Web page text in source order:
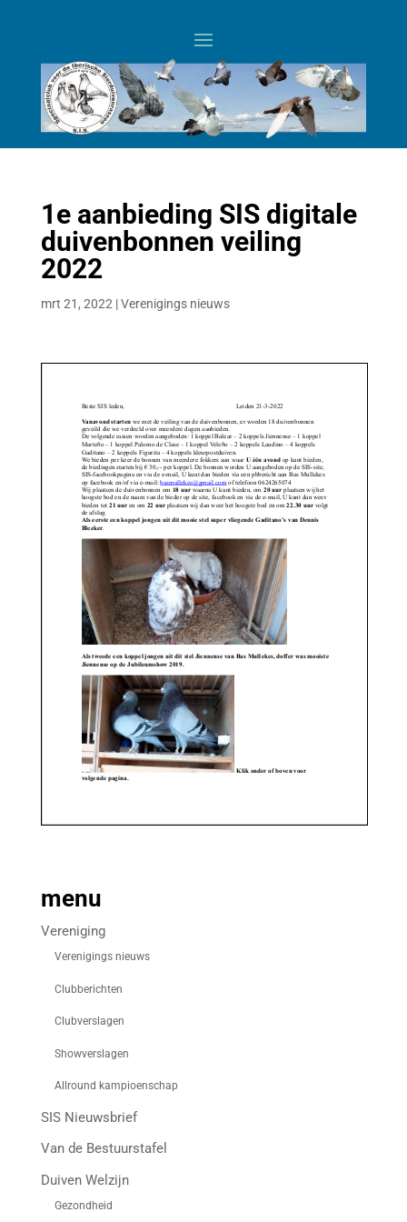
1e aanbieding SIS digitale
duivenbonnen veiling
2022
mrt 21, 2022|Verenigings nieuws
menu
Vereniging
Verenigings nieuws
Clubberichten
Clubverslagen
Showverslagen
Allround kampioenschap
SIS Nieuwsbrief
Van de Bestuurstafel
Duiven Welzijn
Gezondheid